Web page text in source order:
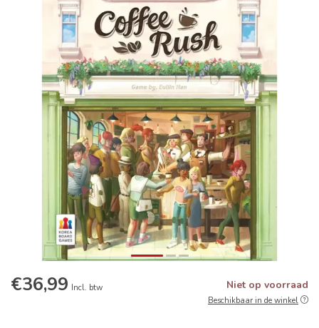
€36,99 Incl. btw Niet op voorraad
Beschikbaar in de winkel